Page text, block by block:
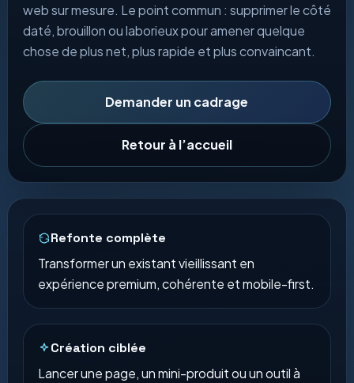
web sur mesure. Le point commun : supprimer le côté
daté, brouillon ou laborieux pour amener quelque
chose de plus net, plus rapide et plus convaincant.
Demander un cadrage
Retour à l’accueil
Refonte complète
Transformer un existant vieillissant en
expérience premium, cohérente et mobile-first.
Création ciblée
Lancer une page, un mini-produit ou un outil à